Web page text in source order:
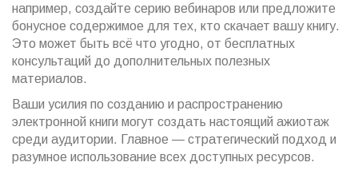
например, создайте серию вебинаров или предложите
бонусное содержимое для тех, кто скачает вашу книгу.
Это может быть всё что угодно, от бесплатных
консультаций до дополнительных полезных
материалов.
Ваши усилия по созданию и распространению
электронной книги могут создать настоящий ажиотаж
среди аудитории. Главное — стратегический подход и
разумное использование всех доступных ресурсов.